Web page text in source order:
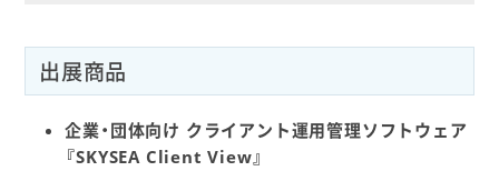
出展商品
企業・団体向け クライアント運用管理ソフトウェア
『SKYSEA Client View』